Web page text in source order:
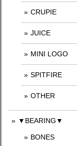
CRUPIE
JUICE
MINI LOGO
SPITFIRE
OTHER
▼BEARING▼
BONES